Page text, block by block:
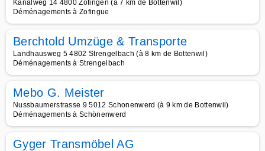
Kanalweg 14 4800 Zofingen (à 7 km de Bottenwil)
Déménagements à Zofingue
Berchtold Umzüge & Transporte
Landhausweg 5 4802 Strengelbach (à 8 km de Bottenwil)
Déménagements à Strengelbach
Mebo G. Meister
Nussbaumerstrasse 9 5012 Schonenwerd (à 9 km de Bottenwil)
Déménagements à Schönenwerd
Gyger Transmöbel AG